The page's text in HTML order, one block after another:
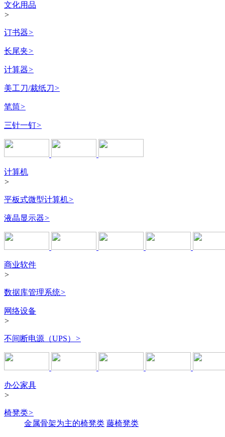
文化用品
>
订书器>
长尾夹>
计算器>
美工刀/裁纸刀>
笔筒>
三针一钉>
计算机
>
平板式微型计算机>
液晶显示器>
商业软件
>
数据库管理系统>
网络设备
>
不间断电源（UPS） >
办公家具
>
椅凳类>
金属骨架为主的椅凳类 藤椅凳类